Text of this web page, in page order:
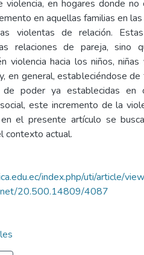
violencia, en hogares donde
en aquellas familias en
violentas de relación.
relaciones de pareja, sino
violencia hacia los niños,
en general, estableciéndose
poder ya establecidas en
este incremento de la
el presente artículo se
contexto actual.
index.php/uti/article/
20.500.14809/4087